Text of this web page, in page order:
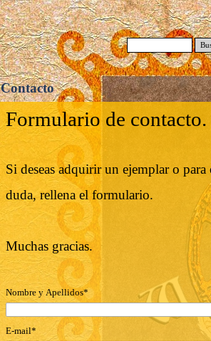
Contacto
Formulario de contacto.
Si deseas adquirir un ejemplar o
duda, rellena el formulario.
Muchas gracias.
Nombre y Apellidos*
E-mail*